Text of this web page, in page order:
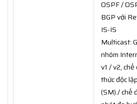
OSPF /
BGP với
IS-IS
Multicast:
nhóm
v1 / v2,
thức độc
(SM) / chế